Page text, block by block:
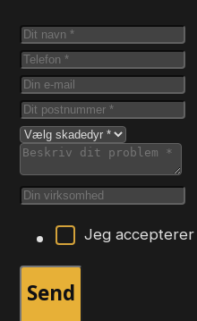
Jeg accepterer
Send